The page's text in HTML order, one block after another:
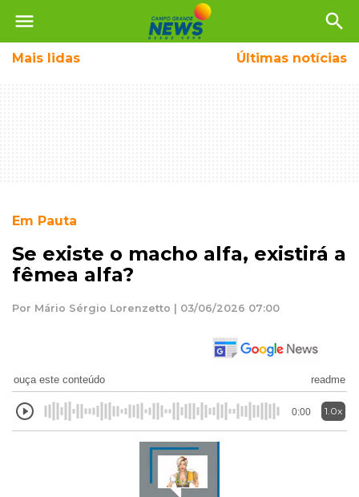
menu search
Mais lidas Últimas notícias
Em Pauta
Se existe o macho alfa, existirá a
fêmea alfa?
Por Mário Sérgio Lorenzetto | 03/06/2026 07:00
ouça este conteúdo readme
0:00 1.0x